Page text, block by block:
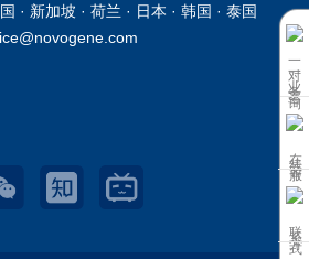
· 新加坡 · 荷兰 · 日本 · 韩国 · 泰国
一对一业务咨询
在线客服
联系方式